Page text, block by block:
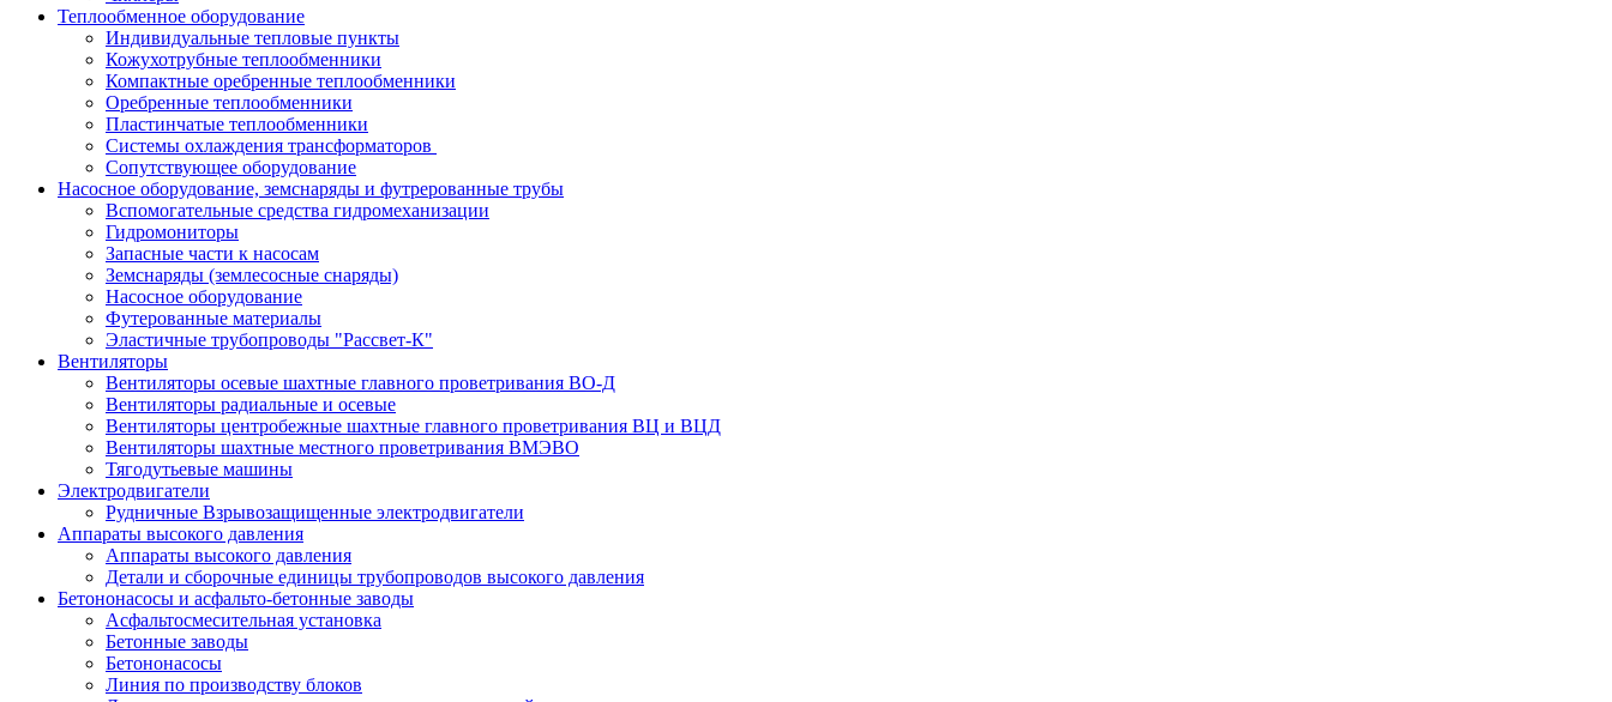
Теплообменное оборудование
Индивидуальные тепловые пункты
Кожухотрубные теплообменники
Компактные оребренные теплообменники
Оребренные теплообменники
Пластинчатые теплообменники
Системы охлаждения трансформаторов
Сопутствующее оборудование
Насосное оборудование, земснаряды и футрерованные трубы
Вспомогательные средства гидромеханизации
Гидромониторы
Запасные части к насосам
Земснаряды (землесосные снаряды)
Насосное оборудование
Футерованные материалы
Эластичные трубопроводы "Рассвет-К"
Вентиляторы
Вентиляторы осевые шахтные главного проветривания ВО-Д
Вентиляторы радиальные и осевые
Вентиляторы центробежные шахтные главного проветривания ВЦ и ВЦД
Вентиляторы шахтные местного проветривания ВМЭВО
Тягодутьевые машины
Электродвигатели
Рудничные Взрывозащищенные электродвигатели
Аппараты высокого давления
Аппараты высокого давления
Детали и сборочные единицы трубопроводов высокого давления
Бетононасосы и асфальто-бетонные заводы
Асфальтосмесительная установка
Бетонные заводы
Бетононасосы
Линия по производству блоков